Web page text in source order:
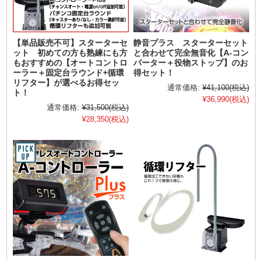
【単品販売不可】スターターセ
ット 初めての方も熟練にも方
もおすすめの【オートコントロ
ーラー＋固定台ラウンド+循環
リフター】が選べるお得セッ
ト！
通常価格: ¥31,500(税込)
¥28,350(税込)
静音プラス スターターセット
と合わせて完全無音化【A-コン
バーター＋役物ストップ】のお
得セット！
通常価格: ¥41,100(税込)
¥36,990(税込)